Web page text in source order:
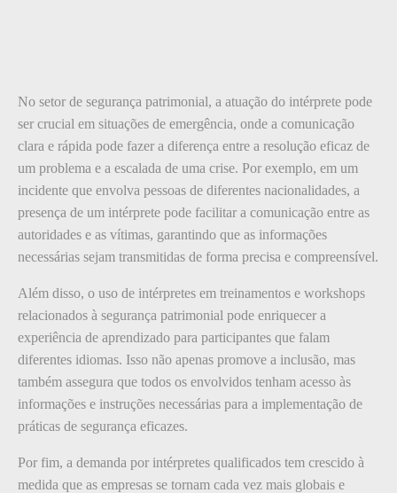
No setor de segurança patrimonial, a atuação do intérprete pode
ser crucial em situações de emergência, onde a comunicação
clara e rápida pode fazer a diferença entre a resolução eficaz de
um problema e a escalada de uma crise. Por exemplo, em um
incidente que envolva pessoas de diferentes nacionalidades, a
presença de um intérprete pode facilitar a comunicação entre as
autoridades e as vítimas, garantindo que as informações
necessárias sejam transmitidas de forma precisa e compreensível.
Além disso, o uso de intérpretes em treinamentos e workshops
relacionados à segurança patrimonial pode enriquecer a
experiência de aprendizado para participantes que falam
diferentes idiomas. Isso não apenas promove a inclusão, mas
também assegura que todos os envolvidos tenham acesso às
informações e instruções necessárias para a implementação de
práticas de segurança eficazes.
Por fim, a demanda por intérpretes qualificados tem crescido à
medida que as empresas se tornam cada vez mais globais e